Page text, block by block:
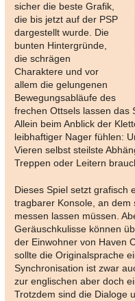
sicher die beste Grafik,
die bis jetzt auf der PSP
dargestellt wurde. Die
bunten Hintergründe,
die schrägen
Charaktere und vor
allem die gelungenen
Bewegungsabläufe des
frechen Ottsels lassen das
Allein beim Anblick der
leibhaftiger Nager fühlen:
Vieren selbst steilste
Treppen oder Leitern
Dieses Spiel setzt grafisch
tragbarer Konsole, an dem
messen lassen müssen.
Geräuschkulisse können
der Einwohner von Haven
sollte die Originalsprache
Synchronisation ist zwar
zur englischen aber doch
Trotzdem sind die Dialoge